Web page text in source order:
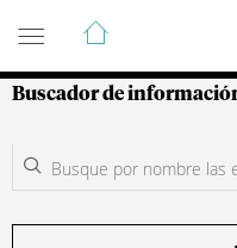
Guía de
Buscador de